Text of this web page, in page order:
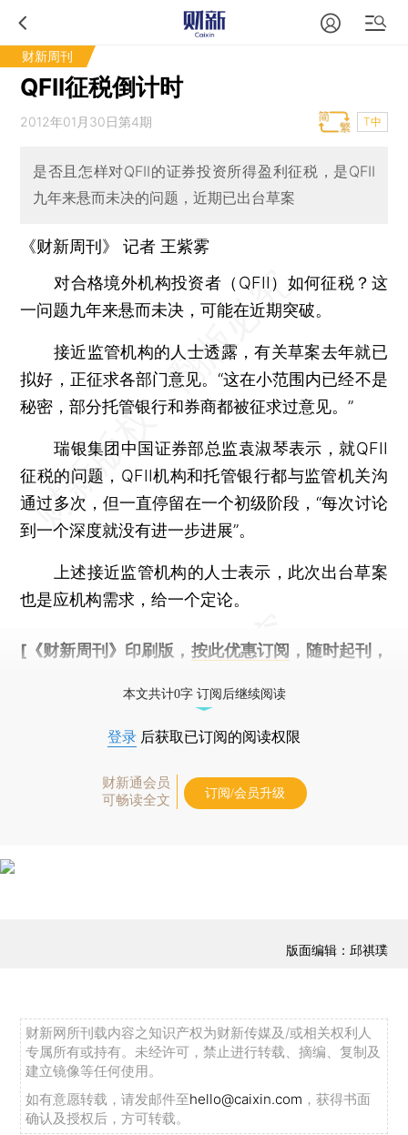
财新周刊
QFII征税倒计时
2012年01月30日第4期 T中
是否且怎样对QFII的证券投资所得盈利征税，是QFII
九年来悬而未决的问题，近期已出台草案
《财新周刊》 记者 王紫雾
对合格境外机构投资者（QFII）如何征税？这
一问题九年来悬而未决，可能在近期突破。
接近监管机构的人士透露，有关草案去年就已
拟好，正征求各部门意见。“这在小范围内已经不是
秘密，部分托管银行和券商都被征求过意见。”
瑞银集团中国证券部总监袁淑琴表示，就QFII
征税的问题，QFII机构和托管银行都与监管机关沟
通过多次，但一直停留在一个初级阶段，“每次讨论
到一个深度就没有进一步进展”。
上述接近监管机构的人士表示，此次出台草案
也是应机构需求，给一个定论。
[《财新周刊》印刷版， 按此优惠订阅 ，随时起刊，
本文共计0字 订阅后继续阅读
登录 后获取已订阅的阅读权限
财新通会员
可畅读全文
订阅/会员升级
版面编辑：邱祺璞
财新网所刊载内容之知识产权为财新传媒及/或相关权利人
专属所有或持有。未经许可，禁止进行转载、摘编、复制及
建立镜像等任何使用。
如有意愿转载，请发邮件至hello@caixin.com ，获得书面
确认及授权后，方可转载。